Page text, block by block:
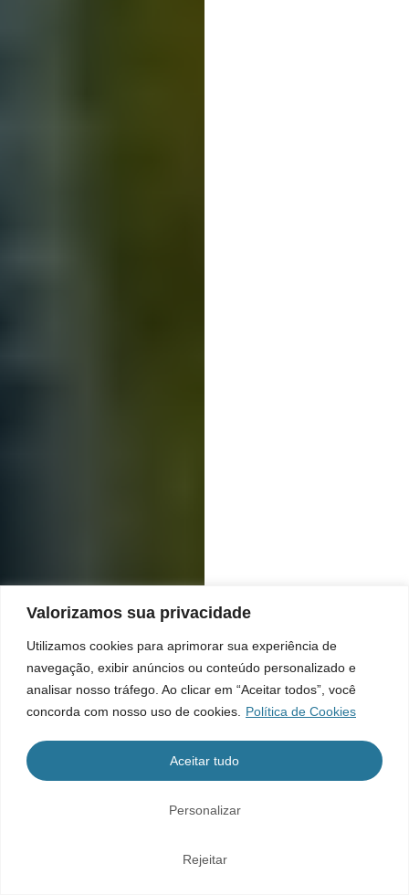
Valorizamos sua privacidade
Utilizamos cookies para aprimorar sua experiência de
navegação, exibir anúncios ou conteúdo personalizado e
analisar nosso tráfego. Ao clicar em “Aceitar todos”, você
concorda com nosso uso de cookies.
Política de Cookies
Personalizar
Rejeitar
Aceitar tudo